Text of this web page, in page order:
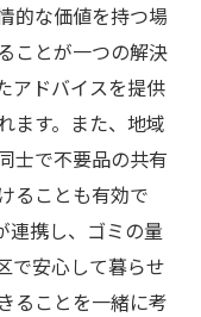
的な価値を持つ場
ことが一つの解決
アドバイスを提供
ます。また、地域
士で不要品の共有
ることも有効で
連携し、ゴミの量
で安心して暮らせ
ることを一緒に考